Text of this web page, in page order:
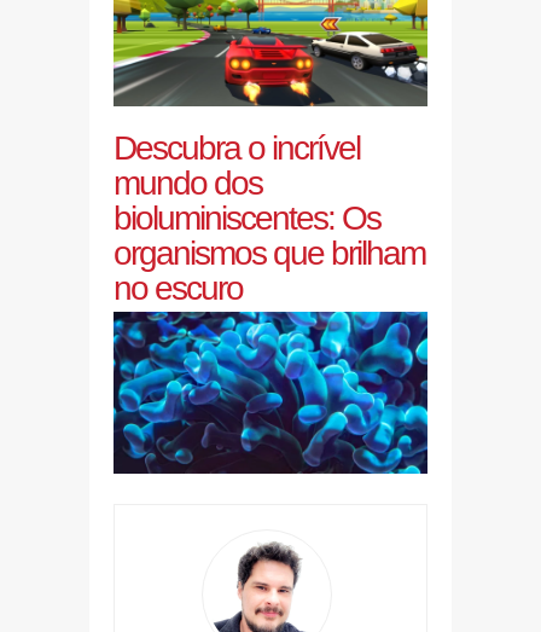
Descubra o incrível
mundo dos
bioluminiscentes: Os
organismos que brilham
no escuro